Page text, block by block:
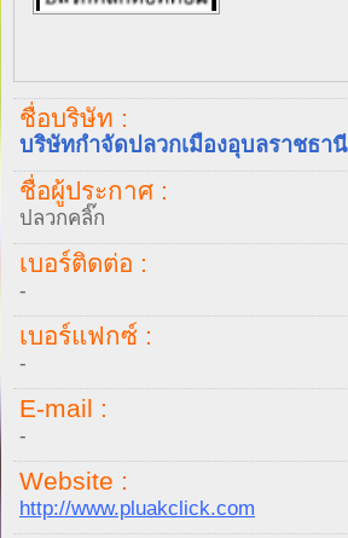
ชื่อบริษัท :
บริษัทกำจัดปลวกเมืองอุบลราชธานี
ชื่อผู้ประกาศ :
ปลวกคลิ๊ก
เบอร์ติดต่อ :
-
เบอร์แฟกซ์ :
-
E-mail :
-
Website :
http://www.pluakclick.com